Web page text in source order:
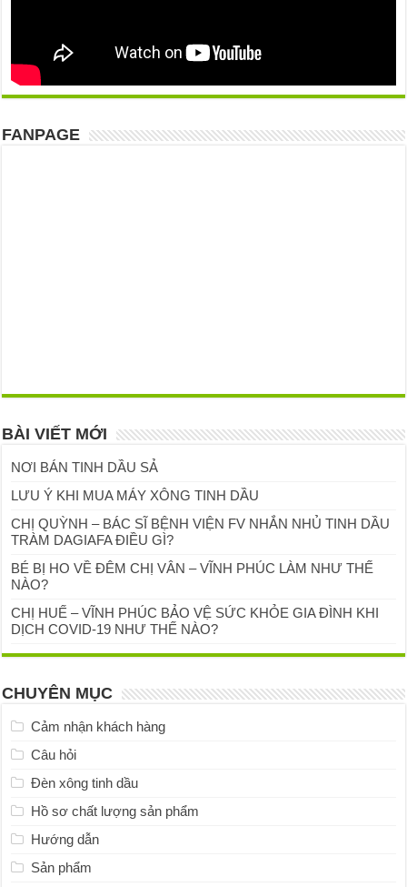
FANPAGE
BÀI VIẾT MỚI
NƠI BÁN TINH DẦU SẢ
LƯU Ý KHI MUA MÁY XÔNG TINH DẦU
CHỊ QUỲNH – BÁC SĨ BỆNH VIỆN FV NHẮN NHỦ TINH DẦU
TRÀM DAGIAFA ĐIỀU GÌ?
BÉ BỊ HO VỀ ĐÊM CHỊ VÂN – VĨNH PHÚC LÀM NHƯ THẾ
NÀO?
CHỊ HUẾ – VĨNH PHÚC BẢO VỆ SỨC KHỎE GIA ĐÌNH KHI
DỊCH COVID-19 NHƯ THẾ NÀO?
CHUYÊN MỤC
Cảm nhận khách hàng
Câu hỏi
Đèn xông tinh dầu
Hồ sơ chất lượng sản phẩm
Hướng dẫn
Sản phẩm